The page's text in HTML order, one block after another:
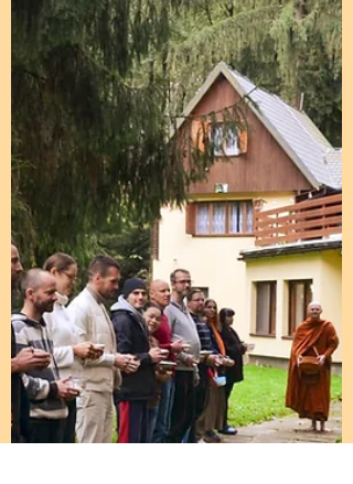
Slovensko po troch mesiacoch cestovania
po Ázii a Austrálii. Aj vďaka tomuto
výnimočnému stretnutiu sme si mohli
uvedomiť, aké dôležité je vytvárať Sanghu
(komunitu mníchov a laikov) — bezpečné
útočisko, postavené na princípoch
láskavosti, morálky a múdrosti.